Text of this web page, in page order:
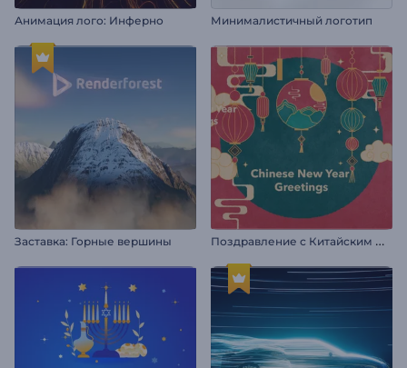
Анимация лого: Инферно Минималистичный логотип
Заставка: Горные вершины П
оздравление с Китайским Новым годом